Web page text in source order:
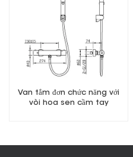
Van tắm đơn chức năng với
vòi hoa sen cầm tay